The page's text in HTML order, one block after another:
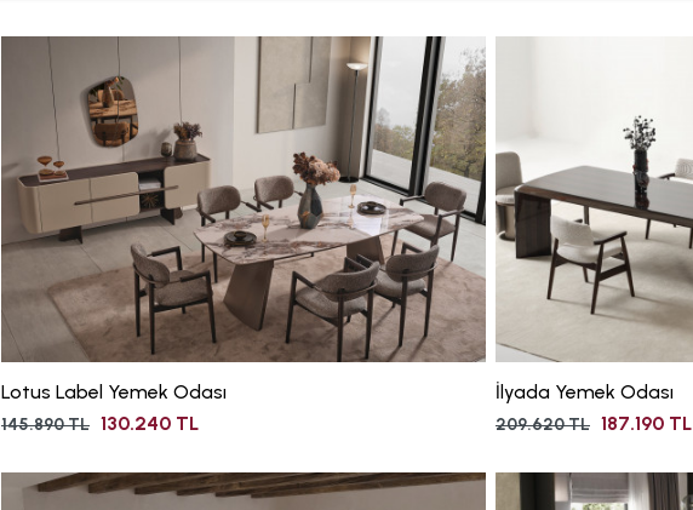
Lotus Label Yemek Odası
145.890 TL 130.240 TL
İlyada Yemek Odası
209.620 TL 187.190 TL